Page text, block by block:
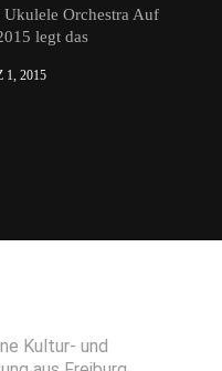
Orchestra Auf
legt das
1, 2015
Kultur- und